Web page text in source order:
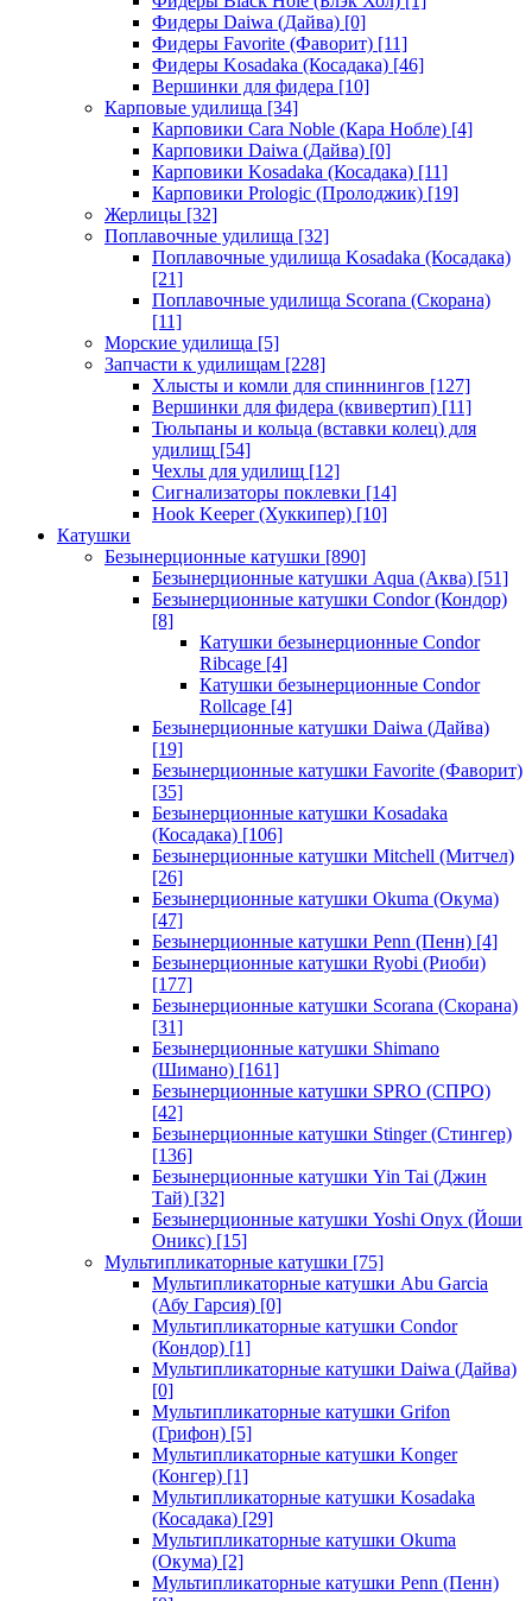
Фидеры Daiwa (Дайва) [0]
Фидеры Favorite (Фаворит) [11]
Фидеры Kosadaka (Косадака) [46]
Вершинки для фидера [10]
Карповые удилища [34]
Карповики Cara Noble (Кара Нобле) [4]
Карповики Daiwa (Дайва) [0]
Карповики Kosadaka (Косадака) [11]
Карповики Prologic (Пролоджик) [19]
Жерлицы [32]
Поплавочные удилища [32]
Поплавочные удилища Kosadaka (Косадака)
[21]
Поплавочные удилища Scorana (Скорана)
[11]
Морские удилища [5]
Запчасти к удилищам [228]
Хлысты и комли для спиннингов [127]
Вершинки для фидера (квивертип) [11]
Тюльпаны и кольца (вставки колец) для
удилищ [54]
Чехлы для удилищ [12]
Сигнализаторы поклевки [14]
Hook Keeper (Хуккипер) [10]
Катушки
Безынерционные катушки [890]
Безынерционные катушки Aqua (Аква) [51]
Безынерционные катушки Condor (Кондор)
[8]
Катушки безынерционные Condor
Ribcage [4]
Катушки безынерционные Condor
Rollcage [4]
Безынерционные катушки Daiwa (Дайва)
[19]
Безынерционные катушки Favorite (Фаворит)
[35]
Безынерционные катушки Kosadaka
(Косадака) [106]
Безынерционные катушки Mitchell (Митчел)
[26]
Безынерционные катушки Okuma (Окума)
[47]
Безынерционные катушки Penn (Пенн) [4]
Безынерционные катушки Ryobi (Риоби)
[177]
Безынерционные катушки Scorana (Скорана)
[31]
Безынерционные катушки Shimano
(Шимано) [161]
Безынерционные катушки SPRO (СПРО)
[42]
Безынерционные катушки Stinger (Стингер)
[136]
Безынерционные катушки Yin Tai (Джин
Тай) [32]
Безынерционные катушки Yoshi Onyx (Йоши
Оникс) [15]
Мультипликаторные катушки [75]
Мультипликаторные катушки Abu Garcia
(Абу Гарсия) [0]
Мультипликаторные катушки Condor
(Кондор) [1]
Мультипликаторные катушки Daiwa (Дайва)
[0]
Мультипликаторные катушки Grifon
(Грифон) [5]
Мультипликаторные катушки Konger
(Конгер) [1]
Мультипликаторные катушки Kosadaka
(Косадака) [29]
Мультипликаторные катушки Okuma
(Окума) [2]
Мультипликаторные катушки Penn (Пенн)